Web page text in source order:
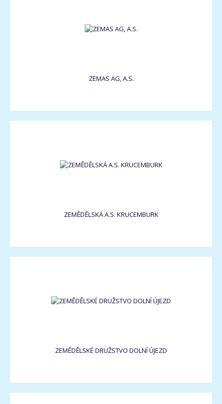
ZEMAS AG, A.S.
ZEMĚDĚLSKÁ A.S. KRUCEMBURK
ZEMĚDĚLSKÉ DRUŽSTVO DOLNÍ ÚJEZD